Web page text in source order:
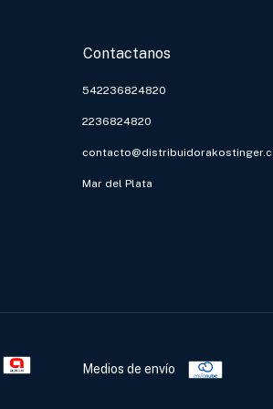
Contactanos
542236824820
2236824820
Mar del Plata
Medios de envío